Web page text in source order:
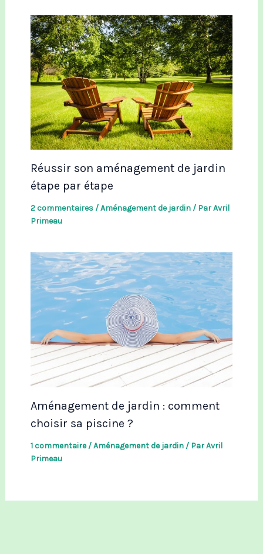
Réussir son aménagement de jardin
étape par étape
2 commentaires /Aménagement de jardin/ ParAvril
Primeau
Aménagement de jardin : comment
choisir sa piscine ?
1 commentaire /Aménagement de jardin/ ParAvril
Primeau